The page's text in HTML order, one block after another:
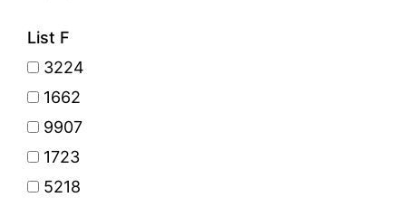
List F
3224
1662
9907
1723
5218